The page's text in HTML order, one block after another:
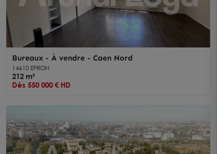
Bureaux - À vendre - Caen Nord
14610 EPRON
212 m²
Dès 550 000 € HD